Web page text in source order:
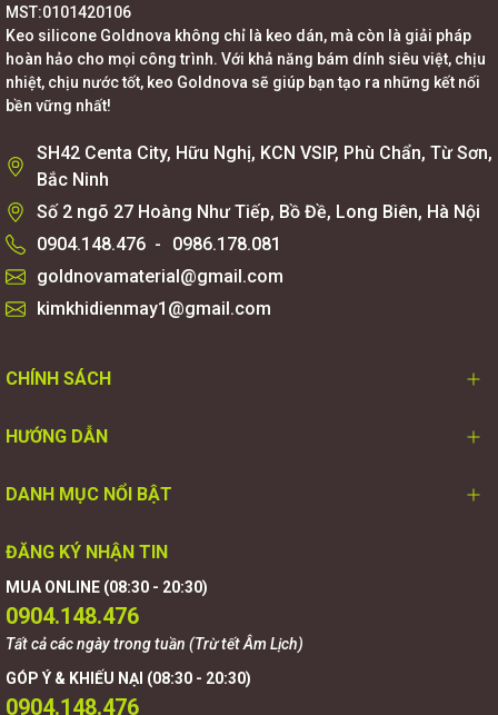
MST:0101420106
Keo silicone Goldnova không chỉ là keo dán, mà còn là giải pháp
hoàn hảo cho mọi công trình. Với khả năng bám dính siêu việt, chịu
nhiệt, chịu nước tốt, keo Goldnova sẽ giúp bạn tạo ra những kết nối
bền vững nhất!
SH42 Centa City, Hữu Nghị, KCN VSIP, Phù Chẩn, Từ Sơn,
Bắc Ninh
Số 2 ngõ 27 Hoàng Như Tiếp, Bồ Đề, Long Biên, Hà Nội
0904.148.476 -
0986.178.081
goldnovamaterial@gmail.com
kimkhidienmay1@gmail.com
CHÍNH SÁCH
HƯỚNG DẪN
DANH MỤC NỔI BẬT
ĐĂNG KÝ NHẬN TIN
MUA ONLINE (08:30 - 20:30)
0904.148.476
Tất cả các ngày trong tuần (Trừ tết Âm Lịch)
GÓP Ý & KHIẾU NẠI (08:30 - 20:30)
0904.148.476